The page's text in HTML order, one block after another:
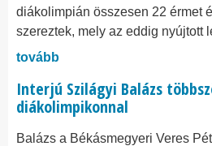
diákolimpián összesen 22 érmet
szereztek, mely az eddig nyújtott
tovább
Interjú Szilágyi Balázs
diákolimpikonnal
Balázs a Békásmegyeri Veres